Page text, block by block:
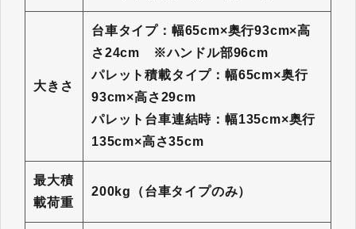
大きさ
台車タイプ：幅65cm×奥行93cm×高
さ24cm ※ハンドル部96cm
パレット積載タイプ：幅65cm×奥行
93cm×高さ29cm
パレット台車連結時：幅135cm×奥行
135cm×高さ35cm
最大積
載荷重
200kg（台車タイプのみ）